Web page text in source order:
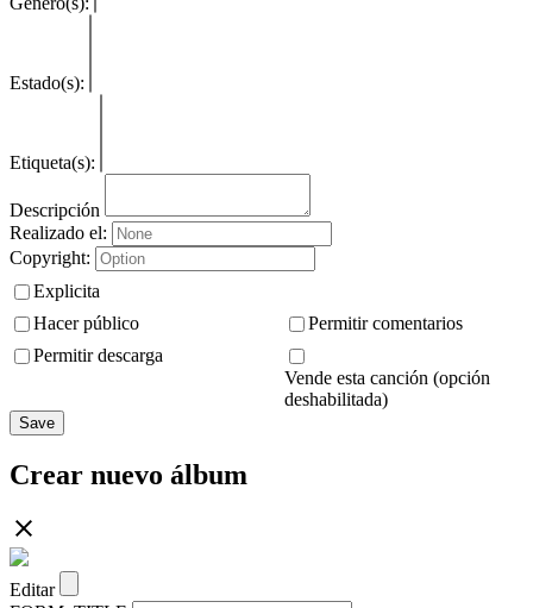
Estado(s):
Etiqueta(s):
Descripción
Realizado el:
Copyright:
Explicita
Hacer público
Permitir comentarios
Permitir descarga
Vende esta canción (opción
deshabilitada)
Save
Crear nuevo álbum
Editar